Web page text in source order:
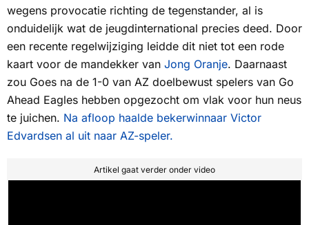
wegens provocatie richting de tegenstander, al is
onduidelijk wat de jeugdinternational precies deed. Door
een recente regelwijziging leidde dit niet tot een rode
kaart voor de mandekker van Jong Oranje. Daarnaast
zou Goes na de 1-0 van AZ doelbewust spelers van Go
Ahead Eagles hebben opgezocht om vlak voor hun neus
te juichen. Na afloop haalde bekerwinnaar Victor
Edvardsen al uit naar AZ-speler.
Artikel gaat verder onder video